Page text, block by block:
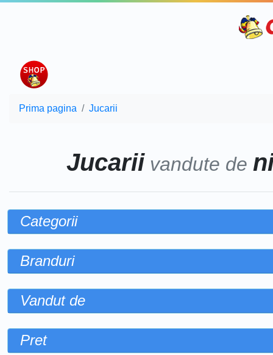
Prima pagina Jucarii
Jucarii vandute de
Categorii
Branduri
Vandut de
Pret